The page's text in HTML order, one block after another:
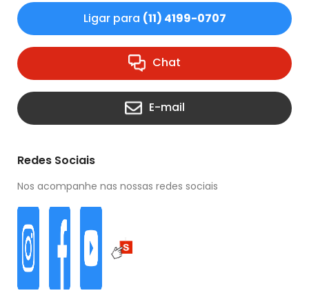
Ligar para (11) 4199-0707
Chat
E-mail
Redes Sociais
Nos acompanhe nas nossas redes sociais